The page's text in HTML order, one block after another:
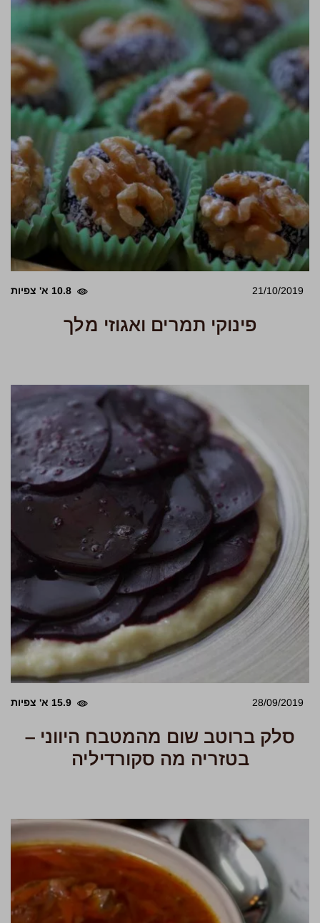
21/10/2019 10.8 א' צפיות
פינוקי תמרים ואגוזי מלך
28/09/2019 15.9 א' צפיות
סלק ברוטב שום מהמטבח היווני –
בטזריה מה סקורדיליה